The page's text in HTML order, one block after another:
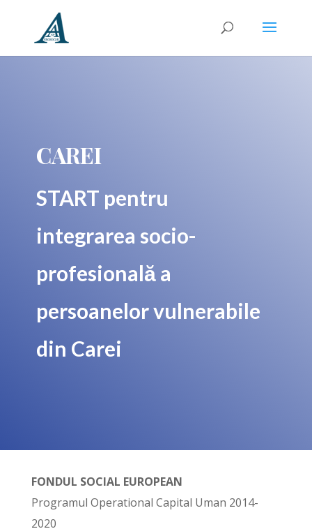
CAREI
START pentru
integrarea socio-
profesională a
persoanelor vulnerabile
din Carei
FONDUL SOCIAL EUROPEAN
Programul Operational Capital Uman 2014-
2020